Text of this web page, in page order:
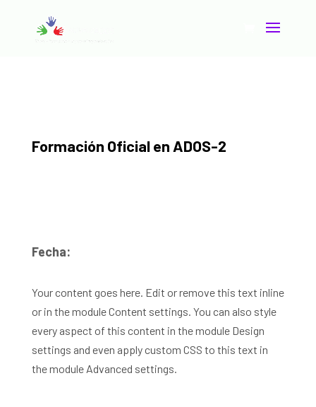
Formación Oficial en ADOS-2
Fecha:
Your content goes here. Edit or remove this text inline
or in the module Content settings. You can also style
every aspect of this content in the module Design
settings and even apply custom CSS to this text in
the module Advanced settings.